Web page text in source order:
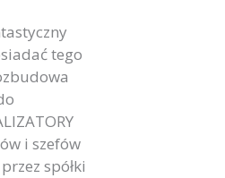
tego
i szefów
spółki